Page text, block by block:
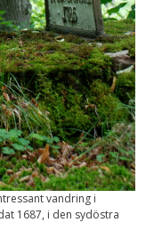
vandring i
1687, i den sydöstra
att vår
ska
så bra
möjligt
ditt
Om du
de här
viss
försvinna